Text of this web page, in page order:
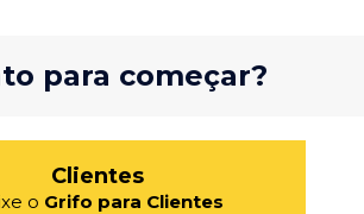
para começar?
Clientes
o Grifo para Clientes